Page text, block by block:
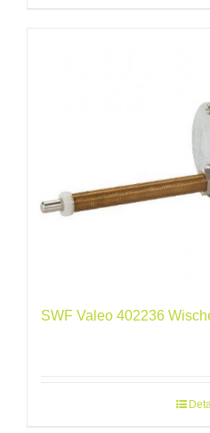
SWF Valeo 402236